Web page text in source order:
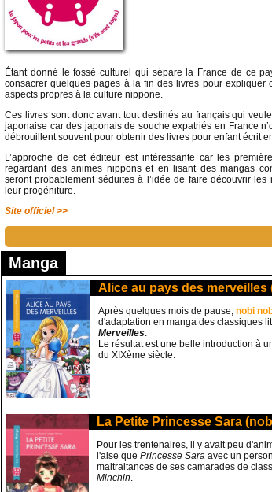
Étant donné le fossé culturel qui sépare la France de ce
consacrer quelques pages à la fin des livres pour expliquer
aspects propres à la culture nippone.
Ces livres sont donc avant tout destinés au français qui
japonaise car des japonais de souche expatriés en France
débrouillent souvent pour obtenir des livres pour enfant écrit
L’approche de cet éditeur est intéressante car les
regardant des animes nippons et en lisant des mangas
seront probablement séduites à l’idée de faire découvrir
leur progéniture.
Site officiel >>
Manga
Alice au pays des merveilles
Après quelques mois de pause, nobi
d'adaptation en manga des classiques
Merveilles.
Le résultat est une belle introduction à
du XIXème siècle.
La Petite Princesse Sara
Pour les trentenaires, il y avait peu
l'aise que Princesse Sara avec un
maltraitances de ses camarades de
Minchin.